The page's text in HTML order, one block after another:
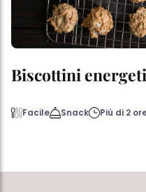
Biscottini
Facile Snack Più di 2